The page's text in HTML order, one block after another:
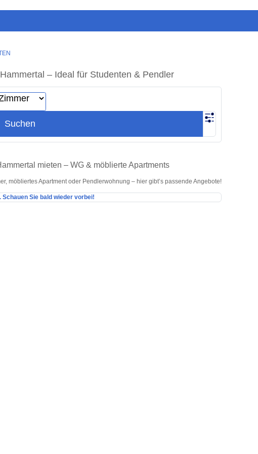
– Ideal für Studenten & Pendler
Suchen
mieten – WG & möblierte Apartments
möbliertes Apartment oder Pendlerwohnung – hier gibt’s passende Angebote!
Sie bald wieder vorbei!